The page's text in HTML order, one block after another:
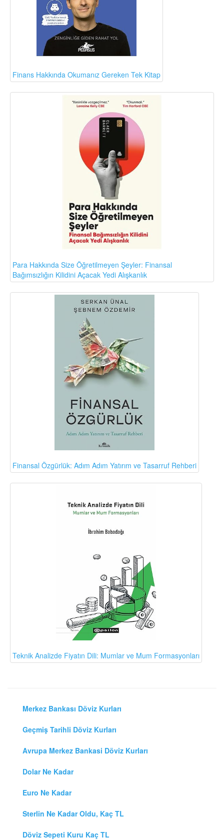
Finans Hakkında Okumanız Gereken Tek Kitap
Para Hakkında Size Öğretilmeyen Şeyler: Finansal
Bağımsızlığın Kilidini Açacak Yedi Alışkanlık
Finansal Özgürlük: Adım Adım Yatırım ve Tasarruf Rehberi
Teknik Analizde Fiyatın Dili: Mumlar ve Mum Formasyonları
Merkez Bankası Döviz Kurları
Geçmiş Tarihli Döviz Kurları
Avrupa Merkez Bankasi Döviz Kurları
Dolar Ne Kadar
Euro Ne Kadar
Sterlin Ne Kadar Oldu, Kaç TL
Döviz Sepeti Kuru Kaç TL